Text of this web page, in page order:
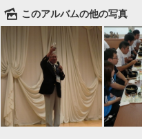
🌄 このアルバムの他の写真